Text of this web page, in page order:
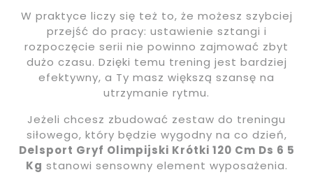
W praktyce liczy się też to, że możesz szybciej
przejść do pracy: ustawienie sztangi i
rozpoczęcie serii nie powinno zajmować zbyt
dużo czasu. Dzięki temu trening jest bardziej
efektywny, a Ty masz większą szansę na
utrzymanie rytmu.
Jeżeli chcesz zbudować zestaw do treningu
siłowego, który będzie wygodny na co dzień,
Delsport Gryf Olimpijski Krótki 120 Cm Ds 6 5
Kg stanowi sensowny element wyposażenia.